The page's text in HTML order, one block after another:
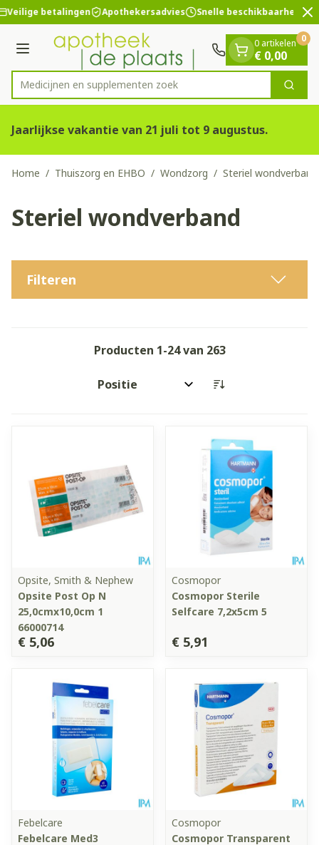
Ga naar de inhoud
2 van 2
Veilige betalingen Apothekersadvies Snelle beschikbaarheid
Menu
Product, merk, categorie...
Medicijnen en Zoek
0 artikelen
€ 0,00
0
Jaarlijkse vakantie van 21 juli tot 9 augustus.
Home / Thuiszorg en EHBO / Wondzorg / Steriel wondverband
Steriel wondverband
Filteren
Producten 1-24van 263
Sorteer op:
Opsite, Smith & Nephew
Opsite Post Op N
25,0cmx10,0cm 1
66000714
€ 5,06
Cosmopor
Cosmopor Sterile
Selfcare 7,2x5cm 5
€ 5,91
Febelcare
Febelcare Med3
Cosmopor
Cosmopor Transparent